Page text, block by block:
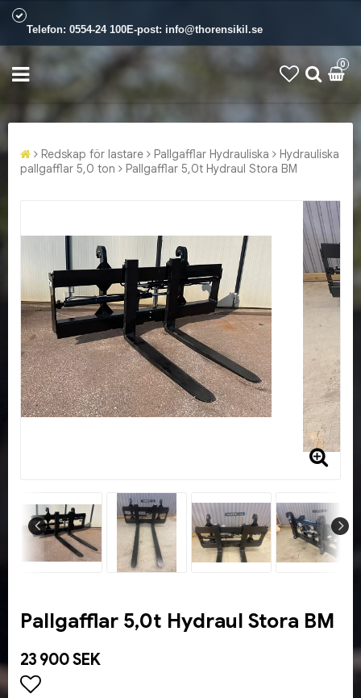
Telefon: 0554-24 100E-post: info@thorensikil.se
0
Redskap för lastare Pallgafflar Hydrauliska
Hydrauliska
pallgafflar 5,0 ton
Pallgafflar 5,0t Hydraul Stora BM
Pallgafflar 5,0t Hydraul Stora BM
23 900 SEK